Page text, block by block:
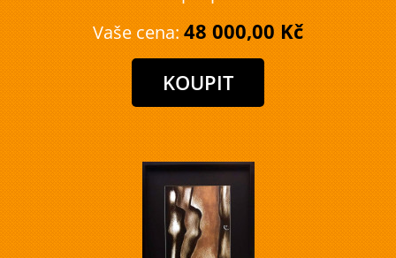
Vaše cena: 48 000,00 Kč